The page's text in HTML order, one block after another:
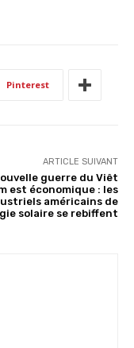
Pinterest
ARTICLE SUIVANT
guerre du Viêt
est économique : les
américains de
solaire se rebiffent